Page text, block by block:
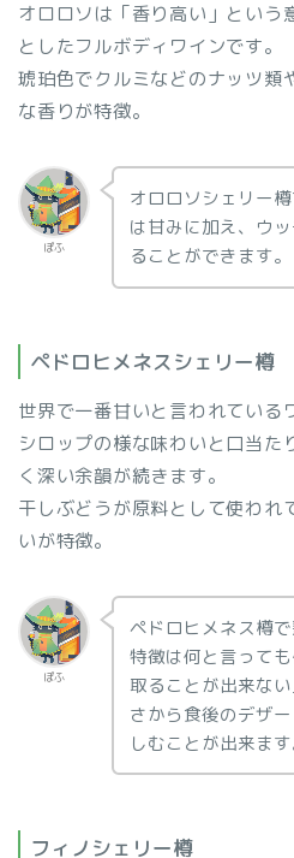
オロロソは「香り高い」という
としたフルボディワインです。
琥珀色でクルミなどのナッツ類
な香りが特徴。
ぽふ
オロロソシェリー
は甘みに加え、ウ
ることができます。
ペドロヒメネスシェリー樽
世界で一番甘いと言われている
シロップの様な味わいと口当た
く深い余韻が続きます。
干しぶどうが原料として使われ
いが特徴。
ぽふ
ペドロヒメネス樽
特徴は何と言って
取ることが出来な
さから食後のデザ
しむことが出来ます
フィノシェリー樽